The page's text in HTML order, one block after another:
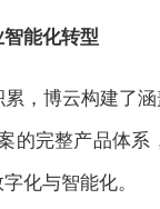
能化转型
，博云构建了
的完整产品体
化与智能化。